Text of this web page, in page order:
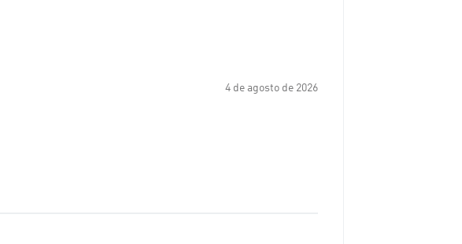
4 de agosto de 2026